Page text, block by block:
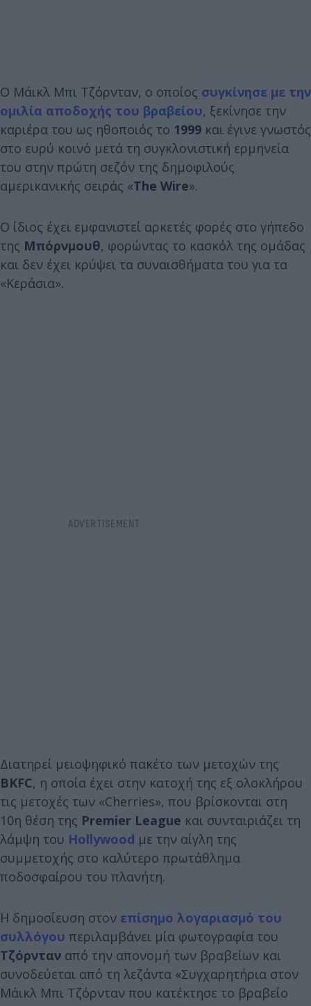
Ο Μάικλ Μπι Τζόρνταν, ο οποίος συγκίνησε με την
ομιλία αποδοχής του βραβείου, ξεκίνησε την
καριέρα του ως ηθοποιός το 1999 και έγινε γνωστός
στο ευρύ κοινό μετά τη συγκλονιστική ερμηνεία
του στην πρώτη σεζόν της δημοφιλούς
αμερικανικής σειράς «The Wire».
Ο ίδιος έχει εμφανιστεί αρκετές φορές στο γήπεδο
της Μπόρνμουθ, φορώντας το κασκόλ της ομάδας
και δεν έχει κρύψει τα συναισθήματα του για τα
«Κεράσια».
Διατηρεί μειοψηφικό πακέτο των μετοχών της
BKFC, η οποία έχει στην κατοχή της εξ ολοκλήρου
τις μετοχές των «Cherries», που βρίσκονται στη
10η θέση της Premier League και συνταιριάζει τη
λάμψη του Hollywood με την αίγλη της
συμμετοχής στο καλύτερο πρωτάθλημα
ποδοσφαίρου του πλανήτη.
Η δημοσίευση στον επίσημο λογαριασμό του
συλλόγου περιλαμβάνει μία φωτογραφία του
Τζόρνταν από την απονομή των βραβείων και
συνοδεύεται από τη λεζάντα «Συγχαρητήρια στον
Μάικλ Μπι Τζόρνταν που κατέκτησε το βραβείο